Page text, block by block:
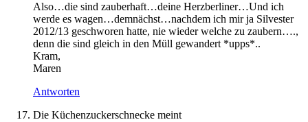
Also…die sind zauberhaft…deine Herzberliner…Und ich
werde es wagen…demnächst…nachdem ich mir ja Silvester
2012/13 geschworen hatte, nie wieder welche zu zaubern….,
denn die sind gleich in den Müll gewandert *upps*..
Kram,
Maren
Antworten
Die Küchenzuckerschnecke meint